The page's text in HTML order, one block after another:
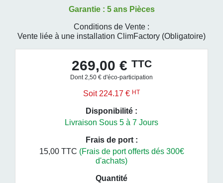
Garantie : 5 ans Pièces
Conditions de Vente :
Vente liée à une installation ClimFactory (Obligatoire)
269,00 € TTC
Dont 2,50 € d'éco-participation
Soit 224.17 € HT
Disponibilité :
Livraison Sous 5 à 7 Jours
Frais de port :
15,00 TTC (Frais de port offerts dés 300€
d'achats)
Quantité